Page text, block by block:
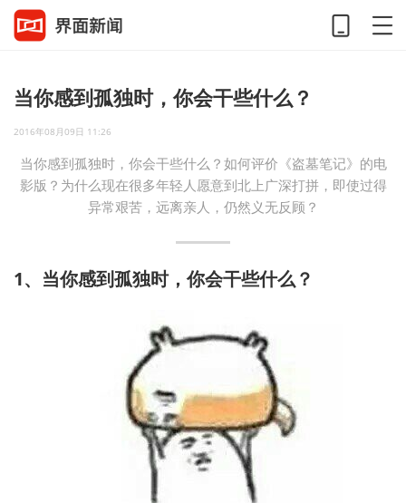
当你感到孤独时，你会干些什么？
2016年08月09日 11:26
当你感到孤独时，你会干些什么？如何评价《盗墓笔记》的电
影版？为什么现在很多年轻人愿意到北上广深打拼，即使过得
异常艰苦，远离亲人，仍然义无反顾？
1、当你感到孤独时，你会干些什么？